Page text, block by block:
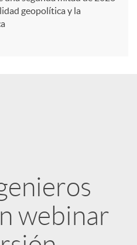
geopolítica y la
webinar